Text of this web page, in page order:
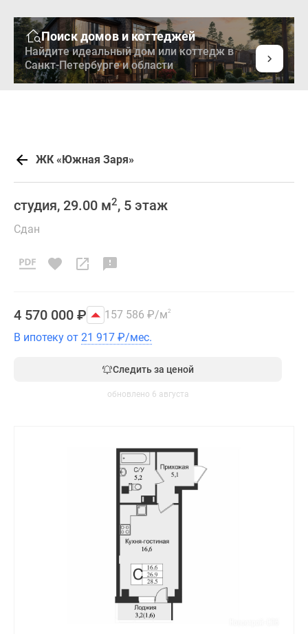
Поиск домов и коттеджей
Найдите идеальный дом или коттедж в
Санкт-Петербурге и области
ЖК «Южная Заря»
студия, 29.00 м2, 5 этаж
Сдан
4 570 000 ₽ 157 586 ₽/м2
В ипотеку от 21 917 ₽/мес.
Следить за ценой
обновлено 6 августа